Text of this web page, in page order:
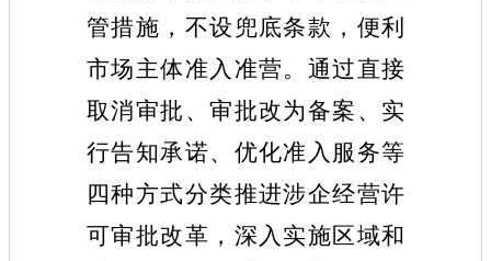
管措施，不设兜底条款，便利
市场主体准入准营。通过直接
取消审批、审批改为备案、实
行告知承诺、优化准入服务等
四种方式分类推进涉企经营许
可审批改革 ，深入实施区域和